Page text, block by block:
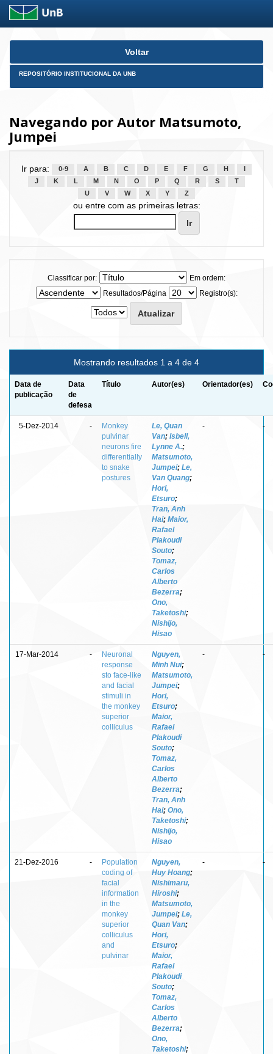
Skip
Voltar
REPOSITÓRIO INSTITUCIONAL DA UNB
Navegando por Autor Matsumoto,
Jumpei
Ir para: 0-9 A B C D E F G H
J
K L M N O P Q R S
T
U
V W X Y Z
ou entre com as primeiras letras:
Classificar por:
Em ordem:
Resultados/Página
Registro(s):
Mostrando resultados 1 a 4 de 4
Data de
publicação
Data
de
defesa
Título Autor(es) Orientador(es)
5-Dez-2014 -
Monkey
pulvinar
neurons fire
differentially
to snake
postures
Le, Quan
Van; Isbell,
Lynne A.;
Matsumoto,
Jumpei; Le,
Van Quang;
Hori,
Etsuro;
Tran, Anh
Hai; Maior,
Rafael
Plakoudi
Souto;
Tomaz,
Carlos
Alberto
Bezerra;
Ono,
Taketoshi;
Nishijo,
Hisao
- -
17-Mar-2014 -
Neuronal
response
sto face-like
and facial
stimuli in
the monkey
superior
colliculus
Nguyen,
Minh Nui;
Matsumoto,
Jumpei;
Hori,
Etsuro;
Maior,
Rafael
Plakoudi
Souto;
Tomaz,
Carlos
Alberto
Bezerra;
Tran, Anh
Hai; Ono,
Taketoshi;
Nishijo,
Hisao
- -
21-Dez-2016 -
Population
coding of
facial
information
in the
monkey
superior
colliculus
and
pulvinar
Nguyen,
Huy Hoang;
Nishimaru,
Hiroshi;
Matsumoto,
Jumpei; Le,
Quan Van;
Hori,
Etsuro;
Maior,
Rafael
Plakoudi
Souto;
Tomaz,
Carlos
Alberto
Bezerra;
Ono,
Taketoshi;
- -